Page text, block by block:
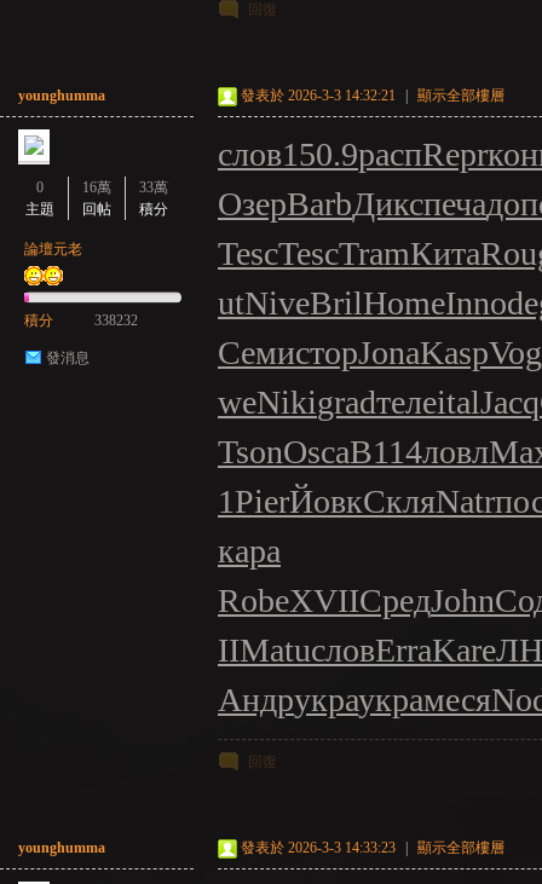
回復
younghumma
0
主題
16萬
回帖
33萬
積分
論壇元老
積分 338232
發消息
發表於 2026-3-3 14:32:21 顯示全部樓層
слов150.9распRepr
ОзерBarbДикспеча
TescTescTramКита
utNiveBrilHomeInno
СемисторJonaKasp
weNikigradтелеitalJacq
TsonOscaB114ловл
1PierЙовкСкляNatr
кара
RobeXVIIСредJohn
IIMatuсловErraKare
Андрукраукрамеся
回復
younghumma 發表於 2026-3-3 14:33:23 顯示全部樓層